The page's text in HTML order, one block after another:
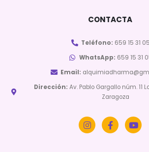
CONTACTA
Teléfono: 659 15 31 05
WhatsApp: 659 15 31
Email:
Dirección: Av. Pablo Gargallo núm. 11
Zaragoza